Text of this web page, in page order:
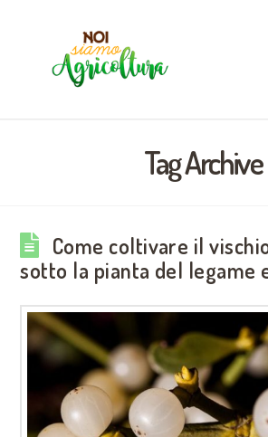
Tag Archive
Come coltivare il
sotto la pianta del legame